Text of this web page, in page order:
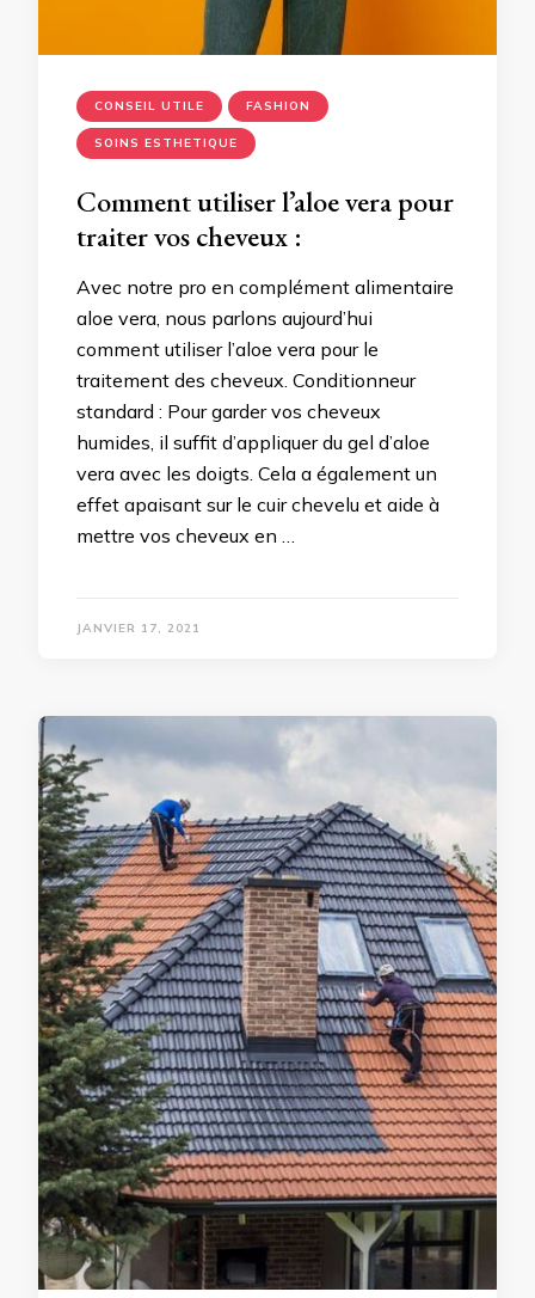
CONSEIL UTILE FASHION
SOINS ESTHETIQUE
Comment utiliser l’aloe vera pour
traiter vos cheveux :
Avec notre pro en complément alimentaire
aloe vera, nous parlons aujourd’hui
comment utiliser l’aloe vera pour le
traitement des cheveux. Conditionneur
standard : Pour garder vos cheveux
humides, il suffit d’appliquer du gel d’aloe
vera avec les doigts. Cela a également un
effet apaisant sur le cuir chevelu et aide à
mettre vos cheveux en …
JANVIER 17, 2021